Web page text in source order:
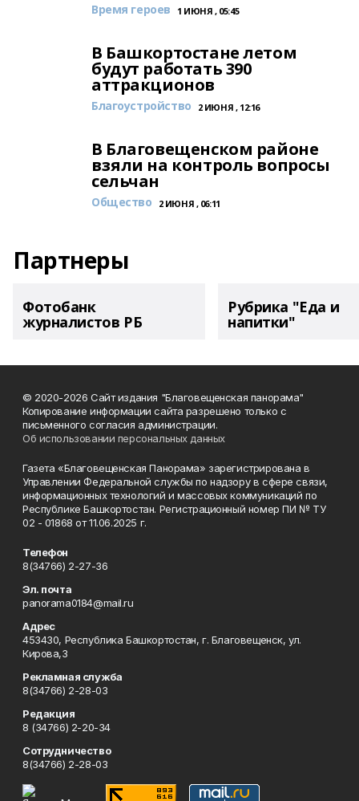
Время героев 1 ИЮНЯ , 05:45
В Башкортостане летом
будут работать 390
аттракционов
Благоустройство 2 ИЮНЯ , 12:16
В Благовещенском районе
взяли на контроль вопросы
сельчан
Общество 2 ИЮНЯ , 06:11
Партнеры
Фотобанк
журналистов РБ
Рубрика "Еда и
напитки"
© 2020-2026 Сайт издания "Благовещенская панорама"
Копирование информации сайта разрешено только с
письменного согласия администрации.
Об использовании персональных данных
Газета «Благовещенская Панорама» зарегистрирована в
Управлении Федеральной службы по надзору в сфере связи,
информационных технологий и массовых коммуникаций по
Республике Башкортостан. Регистрационный номер ПИ № ТУ
02 - 01868 от 11.06.2025 г.
Телефон
8(34766) 2-27-36
Эл. почта
panorama0184@mail.ru
Адрес
453430, Республика Башкортостан, г. Благовещенск, ул.
Кирова,3
Рекламная служба
8(34766) 2-28-03
Редакция
8 (34766) 2-20-34
Сотрудничество
8(34766) 2-28-03